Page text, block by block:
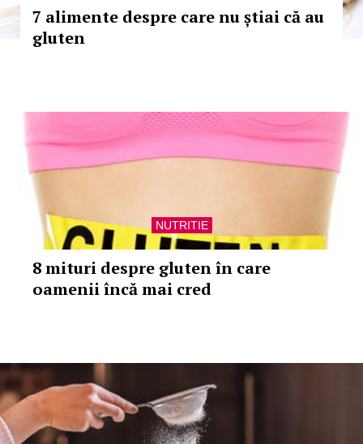
7 alimente despre care nu știai că au
gluten
NUTRITIE
8 mituri despre gluten în care
oamenii încă mai cred